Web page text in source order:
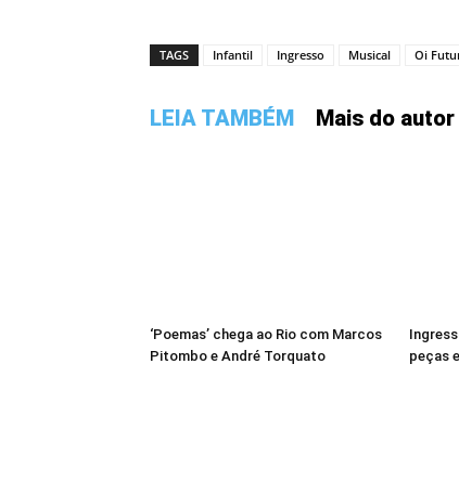
TAGS Infantil Ingresso Musical Oi
LEIA TAMBÉM Mais do autor
‘Poemas’ chega ao Rio com Marcos
Pitombo e André Torquato
peças